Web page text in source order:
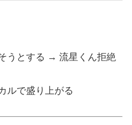
うとする → 流星くん拒絶
ルで盛り上がる